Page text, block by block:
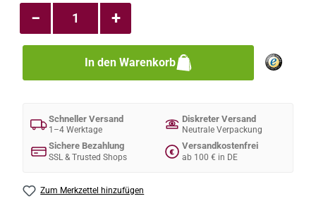
+
−
In den Warenkorb
Schneller Versand
1–4 Werktage
Diskreter Versand
Neutrale Verpackung
Sichere Bezahlung
SSL & Trusted Shops
€
Versandkostenfrei
ab 100 € in DE
Zum Merkzettel hinzufügen